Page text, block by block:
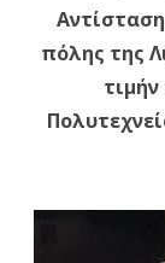
πόλης της